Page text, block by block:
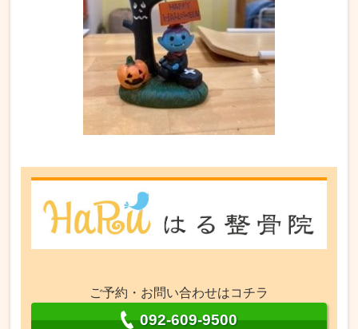
ご予約・お問い合わせはコチラ
092-609-9500